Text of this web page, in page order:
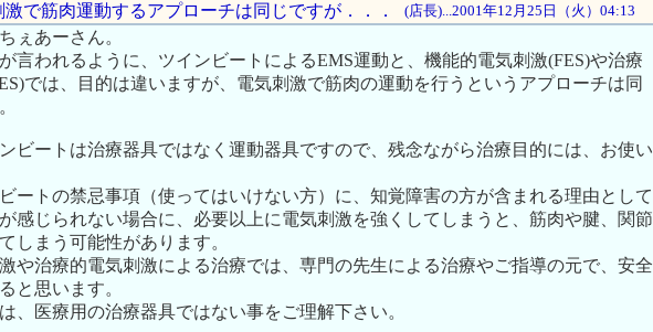
激で筋肉運動するアプローチは同じですが．．． (店長)...2001年12月25日（火）04:13
ぇあーさん。
言われるように、ツインビートによるEMS運動と、機能的電気刺激(FES)や治療
では、目的は違いますが、電気刺激で筋肉の運動を行うというアプローチは同
ビートは治療器具ではなく運動器具ですので、残念ながら治療目的には、お使い
ートの禁忌事項（使ってはいけない方）に、知覚障害の方が含まれる理由として
感じられない場合に、必要以上に電気刺激を強くしてしまうと、筋肉や腱、関節
しまう可能性があります。
や治療的電気刺激による治療では、専門の先生による治療やご指導の元で、安全
と思います。
、医療用の治療器具ではない事をご理解下さい。